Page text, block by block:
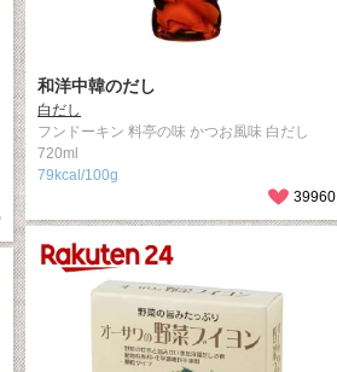
和洋中韓のだし
白だし
フンドーキン 料亭の味 かつお風味 白だし
720ml
79kcal/100g
39960